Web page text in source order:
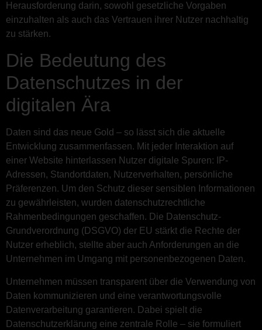
Herausforderung darin, sowohl gesetzliche Vorgaben
einzuhalten als auch das Vertrauen ihrer Nutzer nachhaltig
zu stärken.
Die Bedeutung des
Datenschutzes in der
digitalen Ära
Daten sind das neue Gold – so lässt sich die aktuelle
Entwicklung zusammenfassen. Mit jeder Interaktion auf
einer Website hinterlassen Nutzer digitale Spuren: IP-
Adressen, Standortdaten, Nutzerverhalten, persönliche
Präferenzen. Um den Schutz dieser sensiblen Informationen
zu gewährleisten, wurden datenschutzrechtliche
Rahmenbedingungen geschaffen. Die Datenschutz-
Grundverordnung (DSGVO) der EU stärkt die Rechte der
Nutzer erheblich, stellte aber auch Anforderungen an die
Unternehmen im Umgang mit personenbezogenen Daten.
Unternehmen müssen transparent über die Verwendung von
Daten kommunizieren und eine verantwortungsvolle
Datenverarbeitung garantieren. Dabei spielt die
Datenschutzerklärung eine zentrale Rolle – sie formuliert